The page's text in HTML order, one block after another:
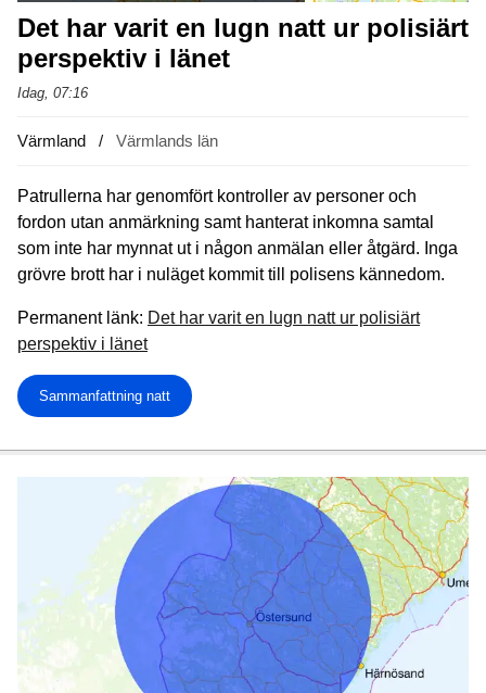
Det har varit en lugn natt ur polisiärt
perspektiv i länet
Idag, 07:16
Värmland Värmlands län
Patrullerna har genomfört kontroller av personer och
fordon utan anmärkning samt hanterat inkomna samtal
som inte har mynnat ut i någon anmälan eller åtgärd. Inga
grövre brott har i nuläget kommit till polisens kännedom.
Permanent länk: Det har varit en lugn natt ur polisiärt
perspektiv i länet
Sammanfattning natt